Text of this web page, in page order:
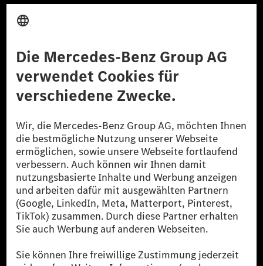
© 2026 Mercedes-Benz Group AG. Alle Rechte vorbehalten.
reduzierte CO₂-Emissionen bei der Mercedes-Benz Group durch
zertifizierte Ausgleichsprojekte kompensiert werden.
[2] Renewable Charging ist ein integraler Bestandteil von MB.CHARGE
Public in Europa, den USA, Kanada und China. Sofern an der jeweiligen
Ladestation noch kein Strom aus erneuerbaren Energien vorliegt,
verwendet Renewable Charging Grünstromzertifikate*. Diese stellen
sicher, dass für Ladevorgänge über MB.CHARGE Public eine äquivalente
Strommenge aus erneuerbaren Energien ins Stromnetz eingespeist wird.
Sie stammen ausschließlich aus Wind- und Solarkraftanlagen, die jünger
als sechs Jahre sind.
* Inkl. EKOenergy Ökolabel
* Die angegebenen Werte wurden nach dem vorgeschriebenen
Messverfahren WLTP (Worldwide harmonised Light vehicles Test